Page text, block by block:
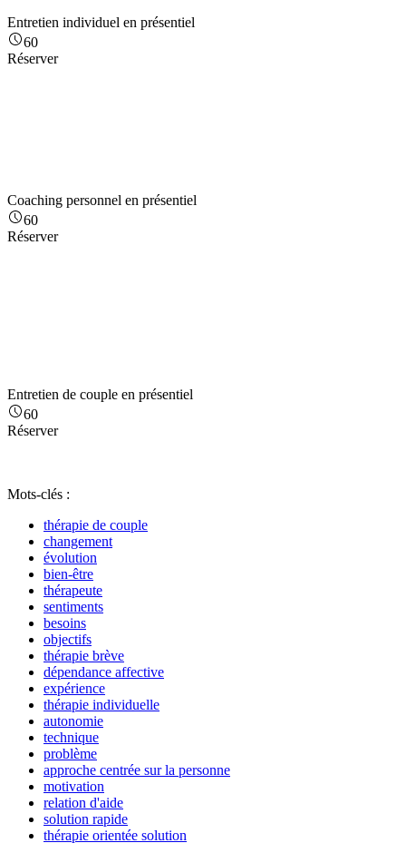
Entretien individuel en présentiel
60
Réserver
Coaching personnel en présentiel
60
Réserver
Entretien de couple en présentiel
60
Réserver
Mots-clés :
thérapie de couple
changement
évolution
bien-être
thérapeute
sentiments
besoins
objectifs
thérapie brève
dépendance affective
expérience
thérapie individuelle
autonomie
technique
problème
approche centrée sur la personne
motivation
relation d'aide
solution rapide
thérapie orientée solution